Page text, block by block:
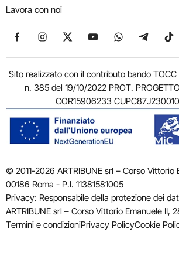
Lavora con noi
Seguici su Facebook
Seguici su Instagram
Seguici su X
Seguici su YouTube
Seguici su
Seguici
Sito realizzato con il contributo bando
n. 385 del 19/10/2022 PROT.
COR15906233
© 2011-2026 ARTRIBUNE srl – Corso Vittorio
00186 Roma - P.I. 11381581005
Privacy: Responsabile della protezione dei
ARTRIBUNE srl – Corso Vittorio Emanuele II,
Termini e condizioniPrivacy PolicyCookie